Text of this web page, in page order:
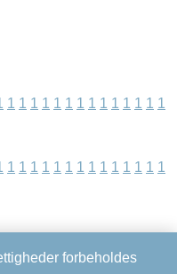
1 1 1 1 1 1 1 1 1 1 1 1 1 1
1 1 1 1 1 1 1 1 1 1 1 1 1 1
forbeholdes